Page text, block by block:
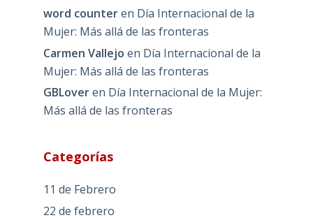
word counteren Día Internacional de la
Mujer: Más allá de las fronteras
Carmen Vallejo en Día Internacional de la
Mujer: Más allá de las fronteras
GBLoveren Día Internacional de la Mujer:
Más allá de las fronteras
Categorías
11 de Febrero
22 de febrero